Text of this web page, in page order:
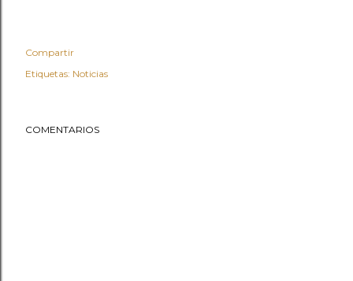
Compartir
Etiquetas: Noticias
COMENTARIOS